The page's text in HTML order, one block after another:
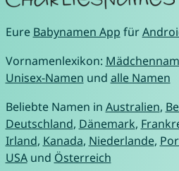
Eure Babynamen App für
Vornamenlexikon:
Unisex-Namen und alle Namen
Beliebte Namen in Australien,
Deutschland, Dänemark,
Irland, Kanada, Niederlande,
USAund Österreich